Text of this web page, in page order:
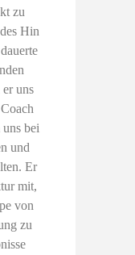
zu
Hin
uns
bei
und
Er
mit,
von
zu